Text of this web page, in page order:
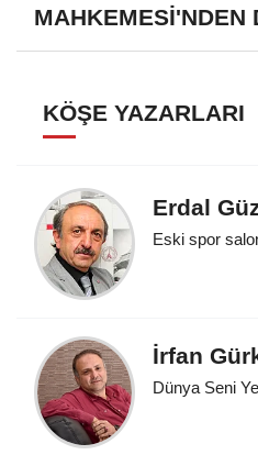
MAHKEMESİ'NDEN
KÖŞE YAZARLARI
Erdal
Eski spor
İrfan
Dünya Seni